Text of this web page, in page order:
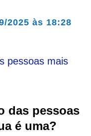
2025 às 18:28
das pessoas
é uma?